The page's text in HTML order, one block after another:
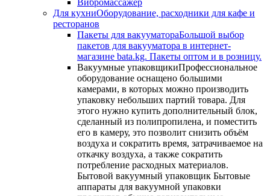
Вибромассажер
Для кухниОборудование, расходники для кафе и
ресторанов
Пакеты для вакууматораБольшой выбор
пакетов для вакууматора в интернет-
магазине bata.kg. Пакеты оптом и в розницу.
Вакуумные упаковщикиПрофессиональное
оборудование оснащено большими
камерами, в которых можно производить
упаковку небольших партий товара. Для
этого нужно купить дополнительный блок,
сделанный из полипропилена, и поместить
его в камеру, это позволит снизить объём
воздуха и сократить время, затрачиваемое на
откачку воздуха, а также сократить
потребление расходных материалов.
Бытовой вакуумный упаковщик Бытовые
аппараты для вакуумной упаковки